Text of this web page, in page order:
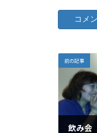
前の記事
飲み会